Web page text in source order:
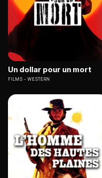
Un dollar pour un mort
FILMS WESTERN